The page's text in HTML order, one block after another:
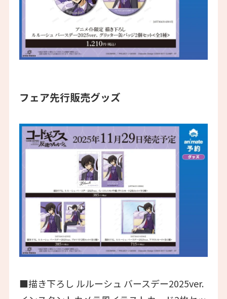
フェア先行販売グッズ
■描き下ろし ルルーシュ バースデー2025ver.